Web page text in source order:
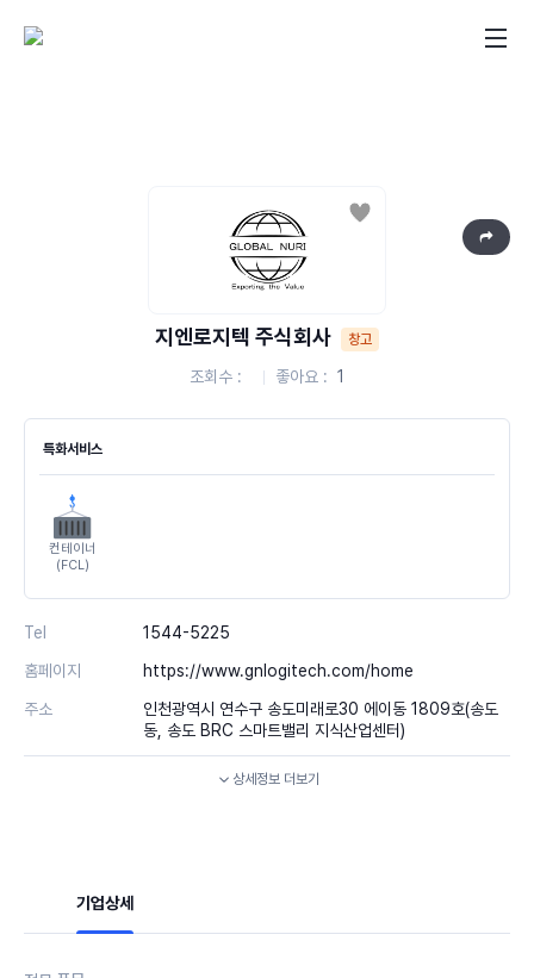
좋아요
지엔로지텍 주식회사 창고
조회수 좋아요 1
특화서비스
컨테이너
(FCL)
Tel
1544-5225
홈페이지
https://www.gnlogitech.com/home
주소
인천광역시 연수구 송도미래로30 에이동 1809호(송도
동, 송도 BRC 스마트밸리 지식산업센터)
상세정보 더보기
기업상세